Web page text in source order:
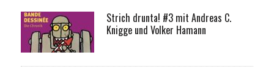
Strich drunta! #3 mit Andreas C.
Knigge und Volker Hamann